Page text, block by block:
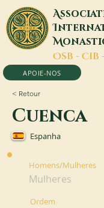
A
I
M
OSB - CIB -
APOIE-NOS
< Retour
Cuenca
Espanha
Homens/Mulheres
Mulheres
Ordem